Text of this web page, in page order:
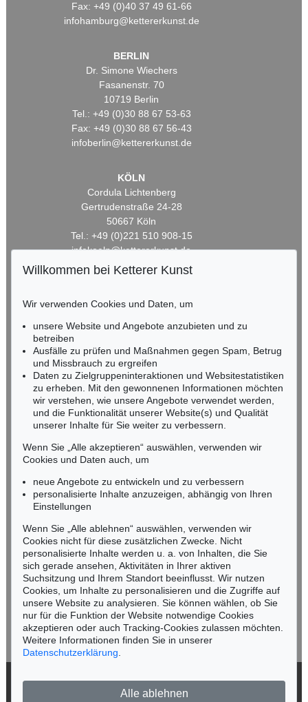
Fax: +49 (0)40 37 49 61-66
infohamburg@kettererkunst.de
BERLIN
Dr. Simone Wiechers
Fasanenstr. 70
10719 Berlin
Tel.: +49 (0)30 88 67 53-63
Fax: +49 (0)30 88 67 56-43
infoberlin@kettererkunst.de
KÖLN
Cordula Lichtenberg
Gertrudenstraße 24-28
50667 Köln
Tel.: +49 (0)221 510 908-15
infokoeln@kettererkunst.de
HESSEN
Miriam Heß
Tel.: +49 (0)62 21 58 80-038
Fax: +49 (0)62 21 58 80-595
infoheidelberg@kettererkunst.de
NORDDEUTSCHLAND
Nico Kassel, M.A.
Mobil: +49 (0)171 8618661
n.kassel@kettererkunst.de
Keine Auktion mehr verpassen!
Wir informieren Sie rechtzeitig.
Jetzt zum Newsletter anmelden >
Willkommen bei Ketterer Kunst
Wir verwenden Cookies und Daten, um
unsere Website und Angebote anzubieten und zu
betreiben
Ausfälle zu prüfen und Maßnahmen gegen Spam, Betrug
und Missbrauch zu ergreifen
Daten zu Zielgruppeninteraktionen und Websitestatistiken
zu erheben. Mit den gewonnenen Informationen möchten
wir verstehen, wie unsere Angebote verwendet werden,
und die Funktionalität unserer Website(s) und Qualität
unserer Inhalte für Sie weiter zu verbessern.
Wenn Sie „Alle akzeptieren“ auswählen, verwenden wir
Cookies und Daten auch, um
neue Angebote zu entwickeln und zu verbessern
personalisierte Inhalte anzuzeigen, abhängig von Ihren
Einstellungen
Wenn Sie „Alle ablehnen“ auswählen, verwenden wir
Cookies nicht für diese zusätzlichen Zwecke. Nicht
personalisierte Inhalte werden u. a. von Inhalten, die Sie
sich gerade ansehen, Aktivitäten in Ihrer aktiven
Suchsitzung und Ihrem Standort beeinflusst. Wir nutzen
Cookies, um Inhalte zu personalisieren und die Zugriffe auf
unsere Website zu analysieren. Sie können wählen, ob Sie
nur für die Funktion der Website notwendige Cookies
akzeptieren oder auch Tracking-Cookies zulassen möchten.
Weitere Informationen finden Sie in unserer
Datenschutzerklärung
Alle ablehnen